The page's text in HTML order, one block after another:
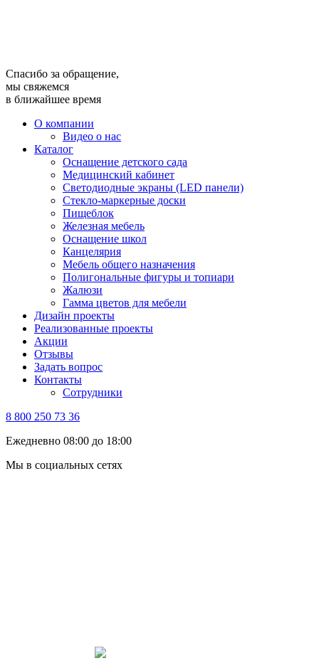
Спасибо за обращение,
мы свяжемся
в ближайшее время
О компании
Видео о нас
Каталог
Оснащение детского сада
Медицинский кабинет
Светодиодные экраны (LED панели)
Стекло-маркерные доски
Пищеблок
Железная мебель
Оснащение школ
Канцелярия
Мебель общего назначения
Полигональные фигуры и топиари
Жалюзи
Гамма цветов для мебели
Дизайн проекты
Реализованные проекты
Акции
Отзывы
Задать вопрос
Контакты
Сотрудники
8 800 250 73 36
Ежедневно 08:00 до 18:00
Мы в социальных сетях